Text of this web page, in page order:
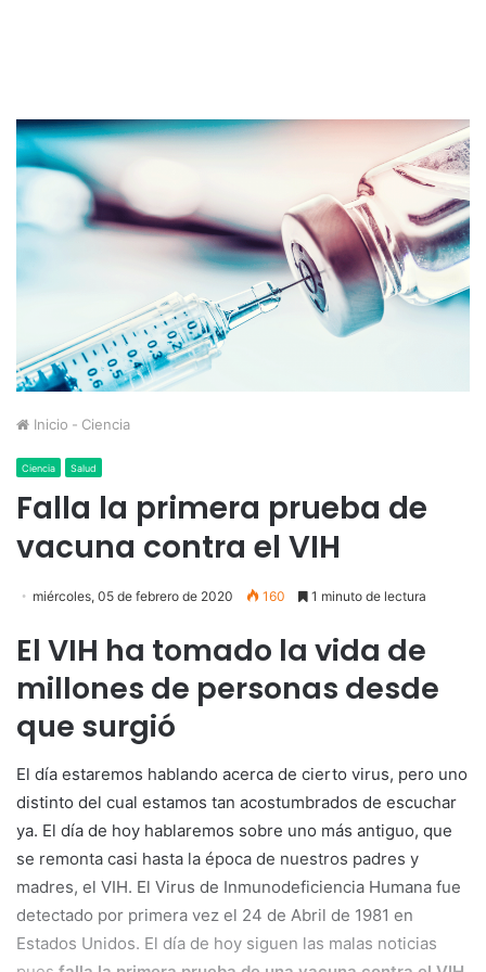
Inicio - Ciencia
Ciencia Salud
Falla la primera prueba de
vacuna contra el VIH
miércoles, 05 de febrero de 2020 160 1 minuto de lectura
El VIH ha tomado la vida de
millones de personas desde
que surgió
El día estaremos hablando acerca de cierto virus, pero uno
distinto del cual estamos tan acostumbrados de escuchar
ya. El día de hoy hablaremos sobre uno más antiguo, que
se remonta casi hasta la época de nuestros padres y
madres, el VIH. El Virus de Inmunodeficiencia Humana fue
detectado por primera vez el 24 de Abril de 1981 en
Estados Unidos. El día de hoy siguen las malas noticias